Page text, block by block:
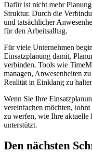
Dafür ist nicht mehr
Struktur. Durch die
und tatsächlicher
für den Arbeitsalltag.
Für viele Unternehmen
Einsatzplanung damit,
verbinden. Tools wie
managen, Anwesenheiten
Realität in Einklang zu
Wenn Sie Ihre
vereinfachen möchten,
zu werfen, wie Ihre aktuelle
unterstützt.
Den nächsten